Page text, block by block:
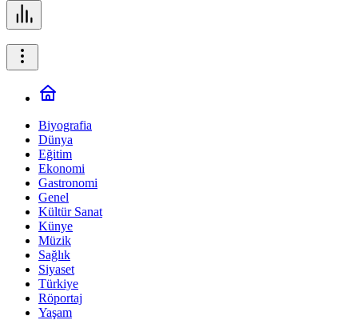
Biyografia
Dünya
Eğitim
Ekonomi
Gastronomi
Genel
Kültür Sanat
Künye
Müzik
Sağlık
Siyaset
Türkiye
Röportaj
Yaşam